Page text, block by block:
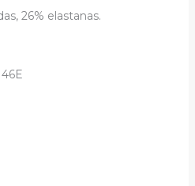
26% elastanas.